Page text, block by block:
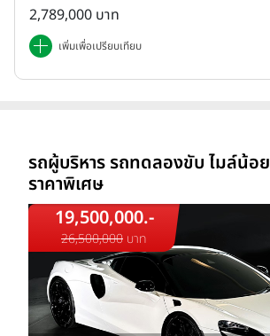
2,789,000 บาท
เพิ่มเพื่อเปรียบเทียบ
รถผู้บริหาร รถทดลองขับ ไมล์น้อย
ราคาพิเศษ
19,500,000.-
26,500,000 บาท